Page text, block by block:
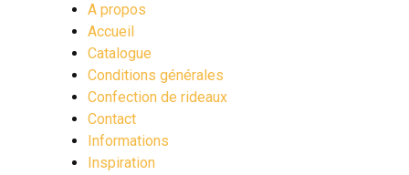
A propos
Accueil
Catalogue
Conditions générales
Confection de rideaux
Contact
Informations
Inspiration